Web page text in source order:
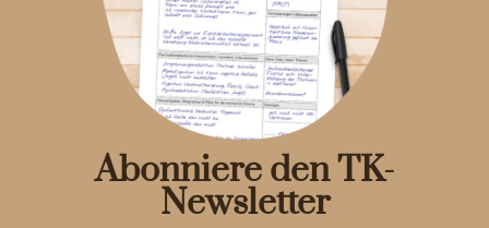
Abonniere den TK-
Newsletter